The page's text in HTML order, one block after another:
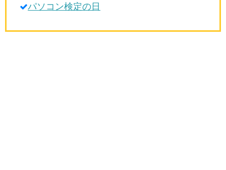
パソコン検定の日